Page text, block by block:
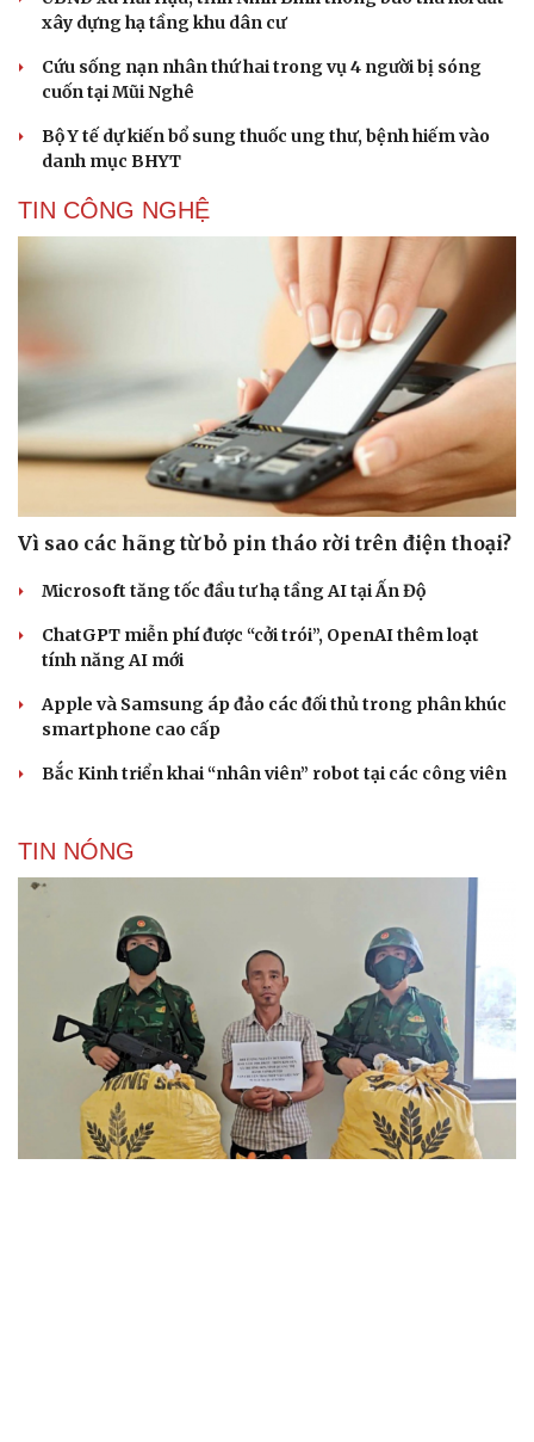
xây dựng hạ tầng khu dân cư
Cứu sống nạn nhân thứ hai trong vụ 4 người bị sóng
cuốn tại Mũi Nghê
Bộ Y tế dự kiến bổ sung thuốc ung thư, bệnh hiếm vào
danh mục BHYT
TIN CÔNG NGHỆ
Vì sao các hãng từ bỏ pin tháo rời trên điện thoại?
Microsoft tăng tốc đầu tư hạ tầng AI tại Ấn Độ
ChatGPT miễn phí được “cởi trói”, OpenAI thêm loạt
tính năng AI mới
Apple và Samsung áp đảo các đối thủ trong phân khúc
smartphone cao cấp
Bắc Kinh triển khai “nhân viên” robot tại các công viên
TIN NÓNG